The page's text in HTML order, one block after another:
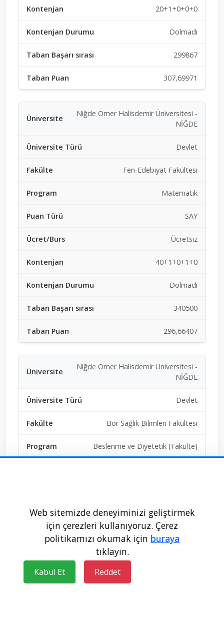
20+1+0+0+0
Dolmadı
299867
307,69971
Niğde Ömer Halisdemir Üniversitesi -
NİĞDE
Devlet
Fen-Edebiyat Fakültesi
Matematik
SAY
Ücretsiz
40+1+0+1+0
Dolmadı
340500
296,66407
Niğde Ömer Halisdemir Üniversitesi -
NİĞDE
Devlet
Bor Sağlık Bilimleri Fakültesi
Beslenme ve Diyetetik (Fakülte)
50+2+0+2+0
Doldu
Web sitemizde deneyiminizi geliştirmek
için çerezleri kullanıyoruz. Çerez
politikamızı okumak için buraya
tıklayın.
Kabul Et Reddet